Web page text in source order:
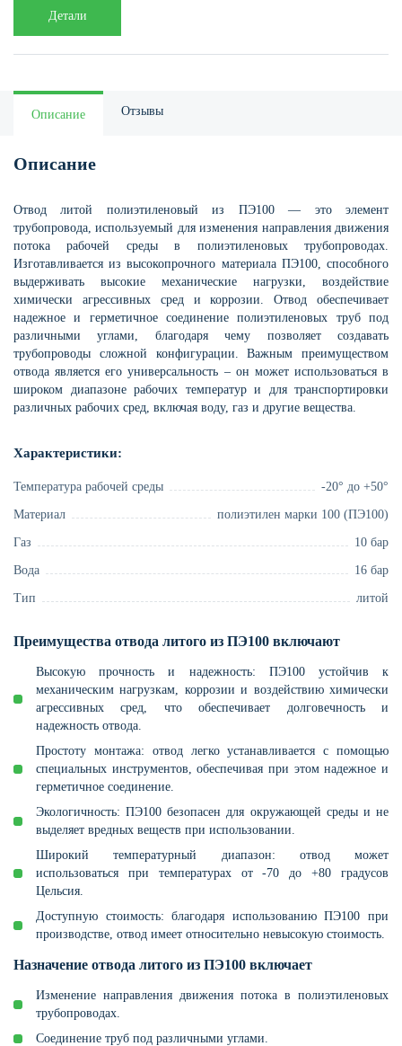
Детали
Описание Отзывы
Описание
Отвод литой полиэтиленовый из ПЭ100 — это элемент
трубопровода, используемый для изменения направления движения
потока рабочей среды в полиэтиленовых трубопроводах.
Изготавливается из высокопрочного материала ПЭ100, способного
выдерживать высокие механические нагрузки, воздействие
химически агрессивных сред и коррозии. Отвод обеспечивает
надежное и герметичное соединение полиэтиленовых труб под
различными углами, благодаря чему позволяет создавать
трубопроводы сложной конфигурации. Важным преимуществом
отвода является его универсальность – он может использоваться в
широком диапазоне рабочих температур и для транспортировки
различных рабочих сред, включая воду, газ и другие вещества.
Характеристики:
Температура рабочей среды -20° до +50°
Материал полиэтилен марки 100 (ПЭ100)
Газ 10 бар
Вода 16 бар
Тип литой
Преимущества отвода литого из ПЭ100 включают
Высокую прочность и надежность: ПЭ100 устойчив к
механическим нагрузкам, коррозии и воздействию химически
агрессивных сред, что обеспечивает долговечность и
надежность отвода.
Простоту монтажа: отвод легко устанавливается с помощью
специальных инструментов, обеспечивая при этом надежное и
герметичное соединение.
Экологичность: ПЭ100 безопасен для окружающей среды и не
выделяет вредных веществ при использовании.
Широкий температурный диапазон: отвод может
использоваться при температурах от -70 до +80 градусов
Цельсия.
Доступную стоимость: благодаря использованию ПЭ100 при
производстве, отвод имеет относительно невысокую стоимость.
Назначение отвода литого из ПЭ100 включает
Изменение направления движения потока в полиэтиленовых
трубопроводах.
Соединение труб под различными углами.